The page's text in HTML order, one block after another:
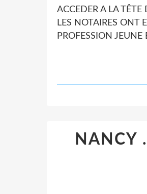
ACCEDER A LA
LES NOTAIRES ONT
PROFESSION JEUNE
NANCY